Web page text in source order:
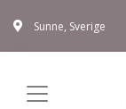
Sunne, Sverige